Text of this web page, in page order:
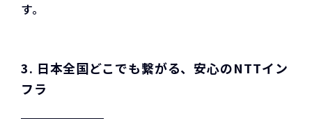
す。
3. 日本全国どこでも繋がる、安心のNTTイン
フラ